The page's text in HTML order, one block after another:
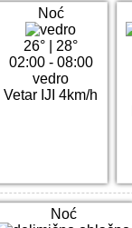
Noć
26°
28°
02:00 - 08:00
vedro
Vetar IJI 4km/h
Noć